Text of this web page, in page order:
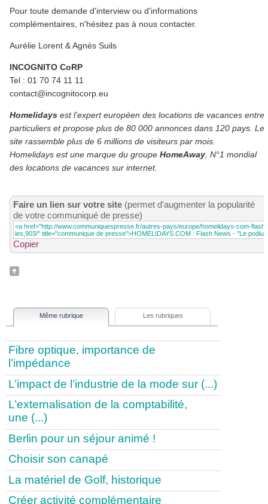
Pour toute demande d'interview ou d'informations
complémentaires, n'hésitez pas à nous contacter.
Aurélie Lorent & Agnès Suils
INCOGNITO CoRP
Tel : 01 70 74 11 11
contact@incognitocorp.eu
Homelidays est l’expert européen des locations de vacances entre
particuliers et propose plus de 80 000 annonces dans 120 pays. Le
site rassemble plus de 6 millions de visiteurs par mois.
Homelidays est une marque du groupeHomeAway, N°1 mondial
des locations de vacances sur internet.
Faire un lien sur votre site (permet d'augmenter la popularité
de votre communiqué de presse)
Copier
Même rubrique Les rubriques
Fibre optique, importance de
l’impédance
L’impact de l’industrie de la mode sur (...)
L’externalisation de la comptabilité,
une (...)
Berlin pour un séjour animé !
Choisir son canapé
La matériel de Golf, historique
Créer activité complémentaire